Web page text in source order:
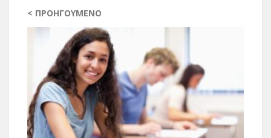
< ΠΡΟΗΓΟΎΜΕΝΟ